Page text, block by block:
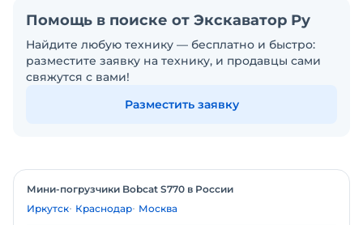
Помощь в поиске от Экскаватор Ру
Найдите любую технику — бесплатно и быстро:
разместите заявку на технику, и продавцы сами
свяжутся с вами!
Разместить заявку
Мини-погрузчики Bobcat S770 в России
Иркутск Краснодар Москва